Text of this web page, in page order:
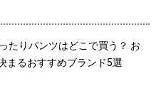
たりパンツはどこで買う？ お
まるおすすめブランド5選